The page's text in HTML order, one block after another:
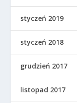
styczeń 2019
styczeń 2018
grudzień 2017
listopad 2017